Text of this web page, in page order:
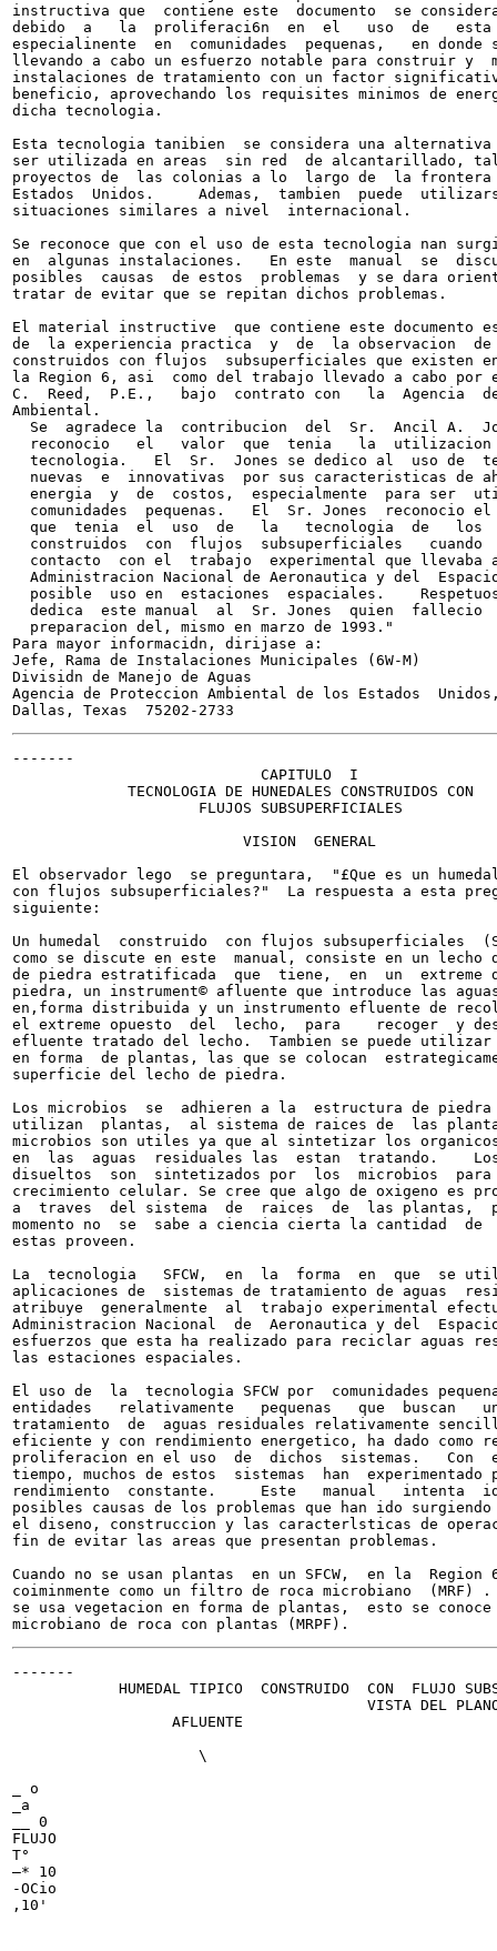
instructiva que  contiene este  documento  se
debido  a   la  proliferaci6n  en  el   uso  de   esta
especialinente  en  comunidades  pequenas,   en donde
llevando a cabo un esfuerzo notable para construir y
instalaciones de tratamiento con un factor
beneficio, aprovechando los requisites minimos de
dicha tecnologia.
Esta tecnologia tanibien  se considera una
ser utilizada en areas  sin red  de alcantarillado,
proyectos de  las colonias a lo  largo de  la frontera
Estados  Unidos.     Ademas,  tambien  puede
situaciones similares a nivel  internacional.
Se reconoce que con el uso de esta tecnologia nan
en  algunas instalaciones.   En este  manual  se
posibles  causas  de estos  problemas  y se dara
tratar de evitar que se repitan dichos problemas.
El material instructive  que contiene este documento
de  la experiencia practica  y  de  la observacion  de
construidos con flujos  subsuperficiales que existen
la Region 6, asi  como del trabajo llevado a cabo por
C.  Reed,  P.E.,   bajo  contrato con   la  Agencia
Ambiental.
Se  agradece la  contribucion  del  Sr.  Ancil A.
reconocio   el   valor  que  tenia   la  utilizacion
tecnologia.   El  Sr.  Jones se dedico al  uso de
nuevas  e  innovativas  por sus caracteristicas de
energia  y  de  costos,  especialmente  para ser
comunidades  pequenas.   El  Sr. Jones  reconocio el
que  tenia  el  uso  de   la   tecnologia  de   los
construidos  con  flujos  subsuperficiales   cuando
contacto  con el  trabajo  experimental que llevaba
Administracion Nacional de Aeronautica y del
posible  uso en  estaciones  espaciales.
dedica  este manual  al  Sr. Jones  quien  fallecio
  preparacion del, mismo en marzo de 1993."
Para mayor informacidn, dirijase a:
Jefe, Rama de Instalaciones Municipales (6W-M)
Divisidn de Manejo de Aguas
Agencia de Proteccion Ambiental de los Estados
-------
                            CAPITULO  I
             TECNOLOGIA DE HUNEDALES CONSTRUIDOS CON
                     FLUJOS SUBSUPERFICIALES
                          VISION  GENERAL
El observador lego  se preguntara,  "£Que es un
con flujos subsuperficiales?"  La respuesta a esta
siguiente:
Un humedal  construido  con flujos subsuperficiales
como se discute en este  manual, consiste en un lecho
de piedra estratificada  que  tiene,  en  un  extreme
piedra, un instrument© afluente que introduce las
en,forma distribuida y un instrumento efluente de
el extreme opuesto  del  lecho,  para    recoger  y
efluente tratado del lecho.  Tambien se puede utilizar
en forma  de plantas, las que se colocan
superficie del lecho de piedra.
Los microbios  se  adhieren a la  estructura de
utilizan  plantas,  al sistema de raices de  las
microbios son utiles ya que al sintetizar los
en  las  aguas  residuales las  estan  tratando.
disueltos  son  sintetizados por  los  microbios  para
crecimiento celular. Se cree que algo de oxigeno es
a  traves  del sistema  de  raices  de  las plantas,
momento no  se  sabe a ciencia cierta la cantidad  de
estas proveen.
La  tecnologia   SFCW,  en  la  forma  en  que  se
aplicaciones de  sistemas de tratamiento de aguas
atribuye  generalmente  al  trabajo experimental
Administracion Nacional  de  Aeronautica y del
esfuerzos que esta ha realizado para reciclar aguas
las estaciones espaciales.
El uso de  la  tecnologia SFCW por  comunidades
entidades   relativamente   pequenas   que  buscan
tratamiento  de  aguas residuales relativamente
eficiente y con rendimiento energetico, ha dado como
proliferacion en el uso  de  dichos  sistemas.   Con
tiempo, muchos de estos  sistemas  han  experimentado
rendimiento  constante.     Este   manual   intenta
posibles causas de los problemas que han ido surgiendo
el diseno, construccion y las caracterlsticas de
fin de evitar las areas que presentan problemas.
Cuando no se usan plantas  en un SFCW,  en la  Region
coiminmente como un filtro de roca microbiano  (MRF) .
se usa vegetacion en forma de plantas,  esto se
-------
HUMEDAL TIPICO  CONSTRUIDO  CON  FLUJO
VISTA DEL
                  AFLUENTE
                     \
_ o
_a
__ 0
FLUJO
T°
—* 10
-OCio
,10'